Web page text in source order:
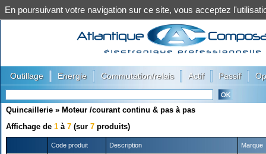
Outillage Energie Commutation/relais Actif Passif
Quincaillerie » Moteur /courant continu & pas à pas
Affichage de 1 à 7 (sur 7 produits)
Code produit Description Marque
En poursuivant votre navigation sur ce site, vous acceptez